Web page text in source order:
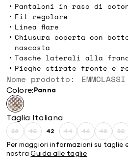
Pantaloni in raso di
Fit regolare
Linea flare
Chiusura coperta con
nascosta
Tasche laterali alla
Pieghe stirate fronte e
Nome prodotto:
Colore: panna
Taglia Italiana
38Taglia:
38
Prodotto
terminato
40Taglia:
40
Prodotto
terminato
42Taglia:
42
44Taglia:
44
Prodotto
terminato
46Taglia:
46
Prodotto
terminato
48Taglia:
48
50
50
Per maggiori informazioni su
nostraGuida alle taglie